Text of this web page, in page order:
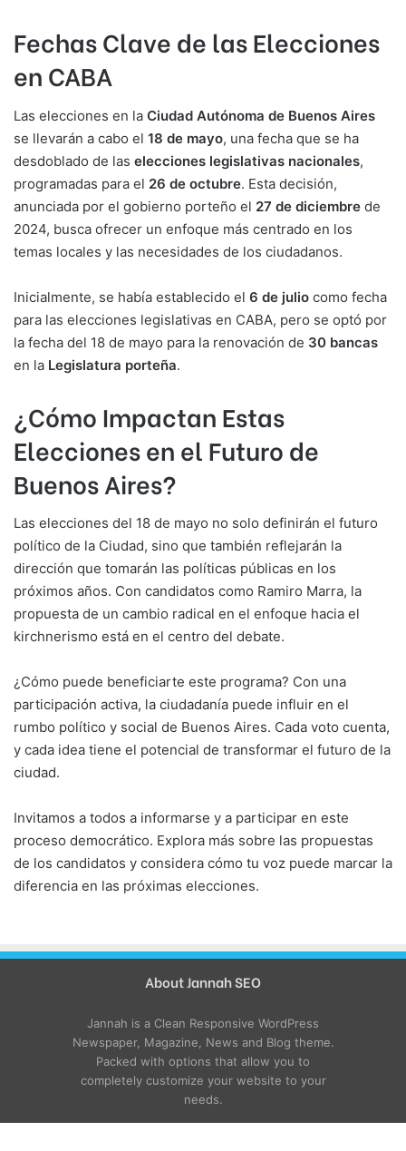
Fechas Clave de las Elecciones
en CABA
Las elecciones en la Ciudad Autónoma de Buenos Aires
se llevarán a cabo el 18 de mayo, una fecha que se ha
desdoblado de las elecciones legislativas nacionales,
programadas para el 26 de octubre. Esta decisión,
anunciada por el gobierno porteño el 27 de diciembre de
2024, busca ofrecer un enfoque más centrado en los
temas locales y las necesidades de los ciudadanos.
Inicialmente, se había establecido el 6 de julio como fecha
para las elecciones legislativas en CABA, pero se optó por
la fecha del 18 de mayo para la renovación de 30 bancas
en la Legislatura porteña.
¿Cómo Impactan Estas
Elecciones en el Futuro de
Buenos Aires?
Las elecciones del 18 de mayo no solo definirán el futuro
político de la Ciudad, sino que también reflejarán la
dirección que tomarán las políticas públicas en los
próximos años. Con candidatos como Ramiro Marra, la
propuesta de un cambio radical en el enfoque hacia el
kirchnerismo está en el centro del debate.
¿Cómo puede beneficiarte este programa? Con una
participación activa, la ciudadanía puede influir en el
rumbo político y social de Buenos Aires. Cada voto cuenta,
y cada idea tiene el potencial de transformar el futuro de la
ciudad.
Invitamos a todos a informarse y a participar en este
proceso democrático. Explora más sobre las propuestas
de los candidatos y considera cómo tu voz puede marcar la
diferencia en las próximas elecciones.
About Jannah SEO
Jannah is a Clean Responsive WordPress
Newspaper, Magazine, News and Blog theme.
Packed with options that allow you to
completely customize your website to your
needs.